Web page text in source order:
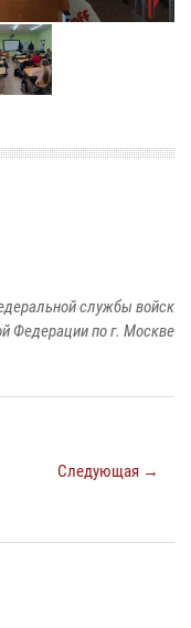
службы войск
Федерации по г. Москве
Следующая →